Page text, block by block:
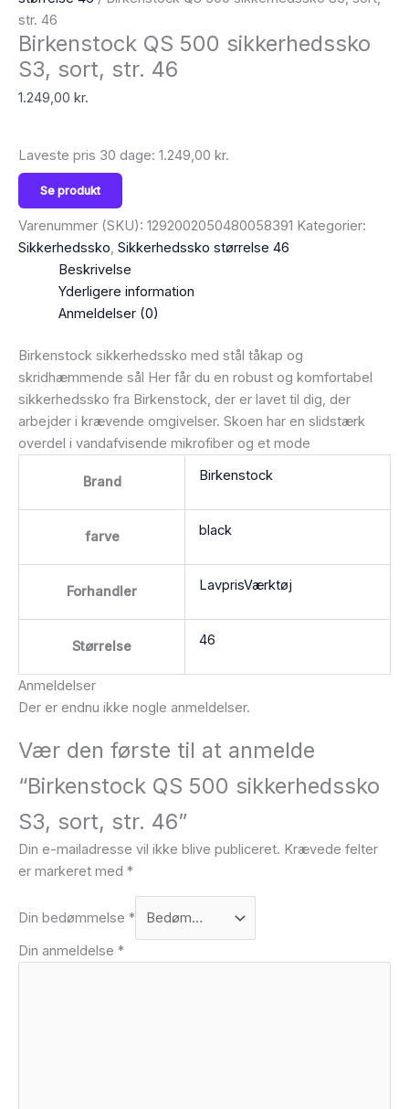
str. 46
Birkenstock QS 500 sikkerhedssko
S3, sort, str. 46
1.249,00 kr.
Laveste pris 30 dage: 1.249,00 kr.
Se produkt
Varenummer (SKU): 1292002050480058391 Kategorier:
Sikkerhedssko, Sikkerhedssko størrelse 46
Beskrivelse
Yderligere information
Anmeldelser (0)
Birkenstock sikkerhedssko med stål tåkap og
skridhæmmende sål Her får du en robust og komfortabel
sikkerhedssko fra Birkenstock, der er lavet til dig, der
arbejder i krævende omgivelser. Skoen har en slidstærk
overdel i vandafvisende mikrofiber og et mode
Brand Birkenstock
farve black
Forhandler LavprisVærktøj
Størrelse 46
Anmeldelser
Der er endnu ikke nogle anmeldelser.
Vær den første til at anmelde
“Birkenstock QS 500 sikkerhedssko
S3, sort, str. 46”
Din e-mailadresse vil ikke blive publiceret. Krævede felter
er markeret med *
Din bedømmelse *
Din anmeldelse *